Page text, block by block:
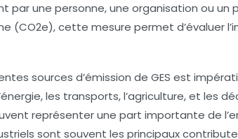
une personne, une organisation ou un
(CO2e), cette mesure permet d’évaluer
sources d’émission de GES est
les transports, l’agriculture, et les
représenter une part importante de l’
sont souvent les principaux